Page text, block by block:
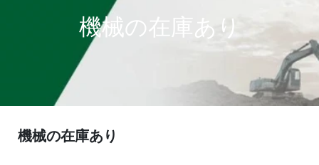
機械の在庫あり
機械の在庫あり